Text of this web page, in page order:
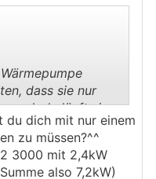
dass sie nur
auch da läuft sie
ist auch noch ein
geht es eher
gibt,
du dich mit nur einem
zu müssen?^^
3000 mit 2,4kW
also 7,2kW)